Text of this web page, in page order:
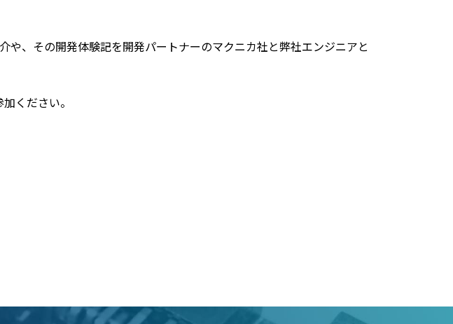
、その開発体験記を開発パートナーのマクニカ社と弊社エンジニアと
ください。